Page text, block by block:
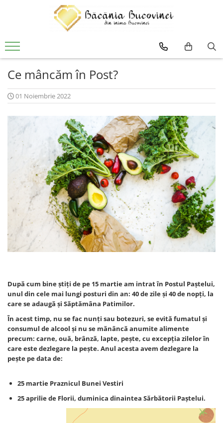
Zacusca
Desert
Sirop
Ce mâncăm în Post?
01 Noiembrie 2022
După cum bine știți de pe 15 martie am intrat în Postul Paștelui,
unul din cele mai lungi posturi din an: 40 de zile și 40 de nopți, la
care se adaugă și Săptămâna Patimilor.
În acest timp, nu se fac nunți sau botezuri, se evită fumatul și
consumul de alcool și nu se mănâncă anumite alimente
precum: carne, ouă, brânză, lapte, pește, cu excepția zilelor în
care este dezlegare la pește. Anul acesta avem dezlegare la
pește pe data de:
25 martie Praznicul Bunei Vestiri
25 aprilie de Florii, duminica dinaintea Sărbătorii Paștelui.